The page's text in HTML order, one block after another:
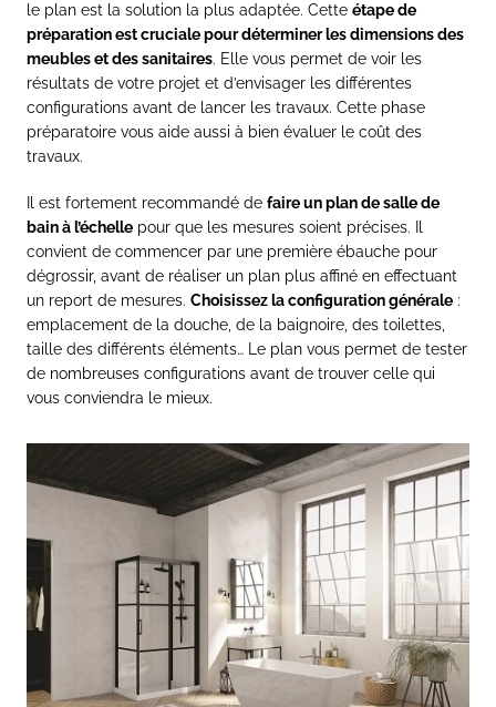
le plan est la solution la plus adaptée. Cette étape de
préparation est cruciale pour déterminer les dimensions des
meubles et des sanitaires. Elle vous permet de voir les
résultats de votre projet et d’envisager les différentes
configurations avant de lancer les travaux. Cette phase
préparatoire vous aide aussi à bien évaluer le coût des
travaux.
Il est fortement recommandé de faire un plan de salle de
bain à l’échelle pour que les mesures soient précises. Il
convient de commencer par une première ébauche pour
dégrossir, avant de réaliser un plan plus affiné en effectuant
un report de mesures. Choisissez la configuration générale :
emplacement de la douche, de la baignoire, des toilettes,
taille des différents éléments… Le plan vous permet de tester
de nombreuses configurations avant de trouver celle qui
vous conviendra le mieux.